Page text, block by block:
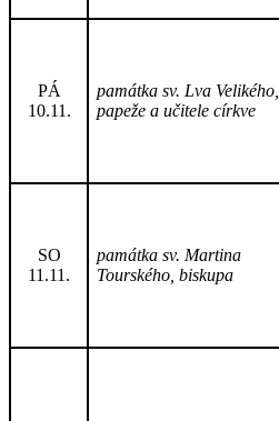
PÁ
10.11.
památka sv. Lva Velikého,
papeže a učitele církve
SO
11.11.
památka sv. Martina
Tourského, biskupa